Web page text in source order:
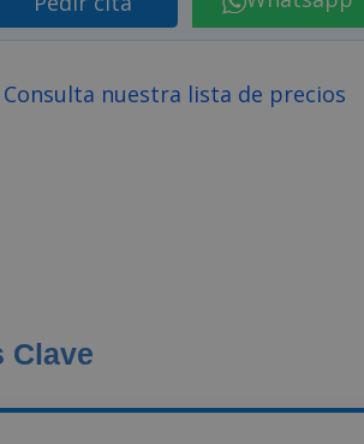
nuestra lista de precios
Clave